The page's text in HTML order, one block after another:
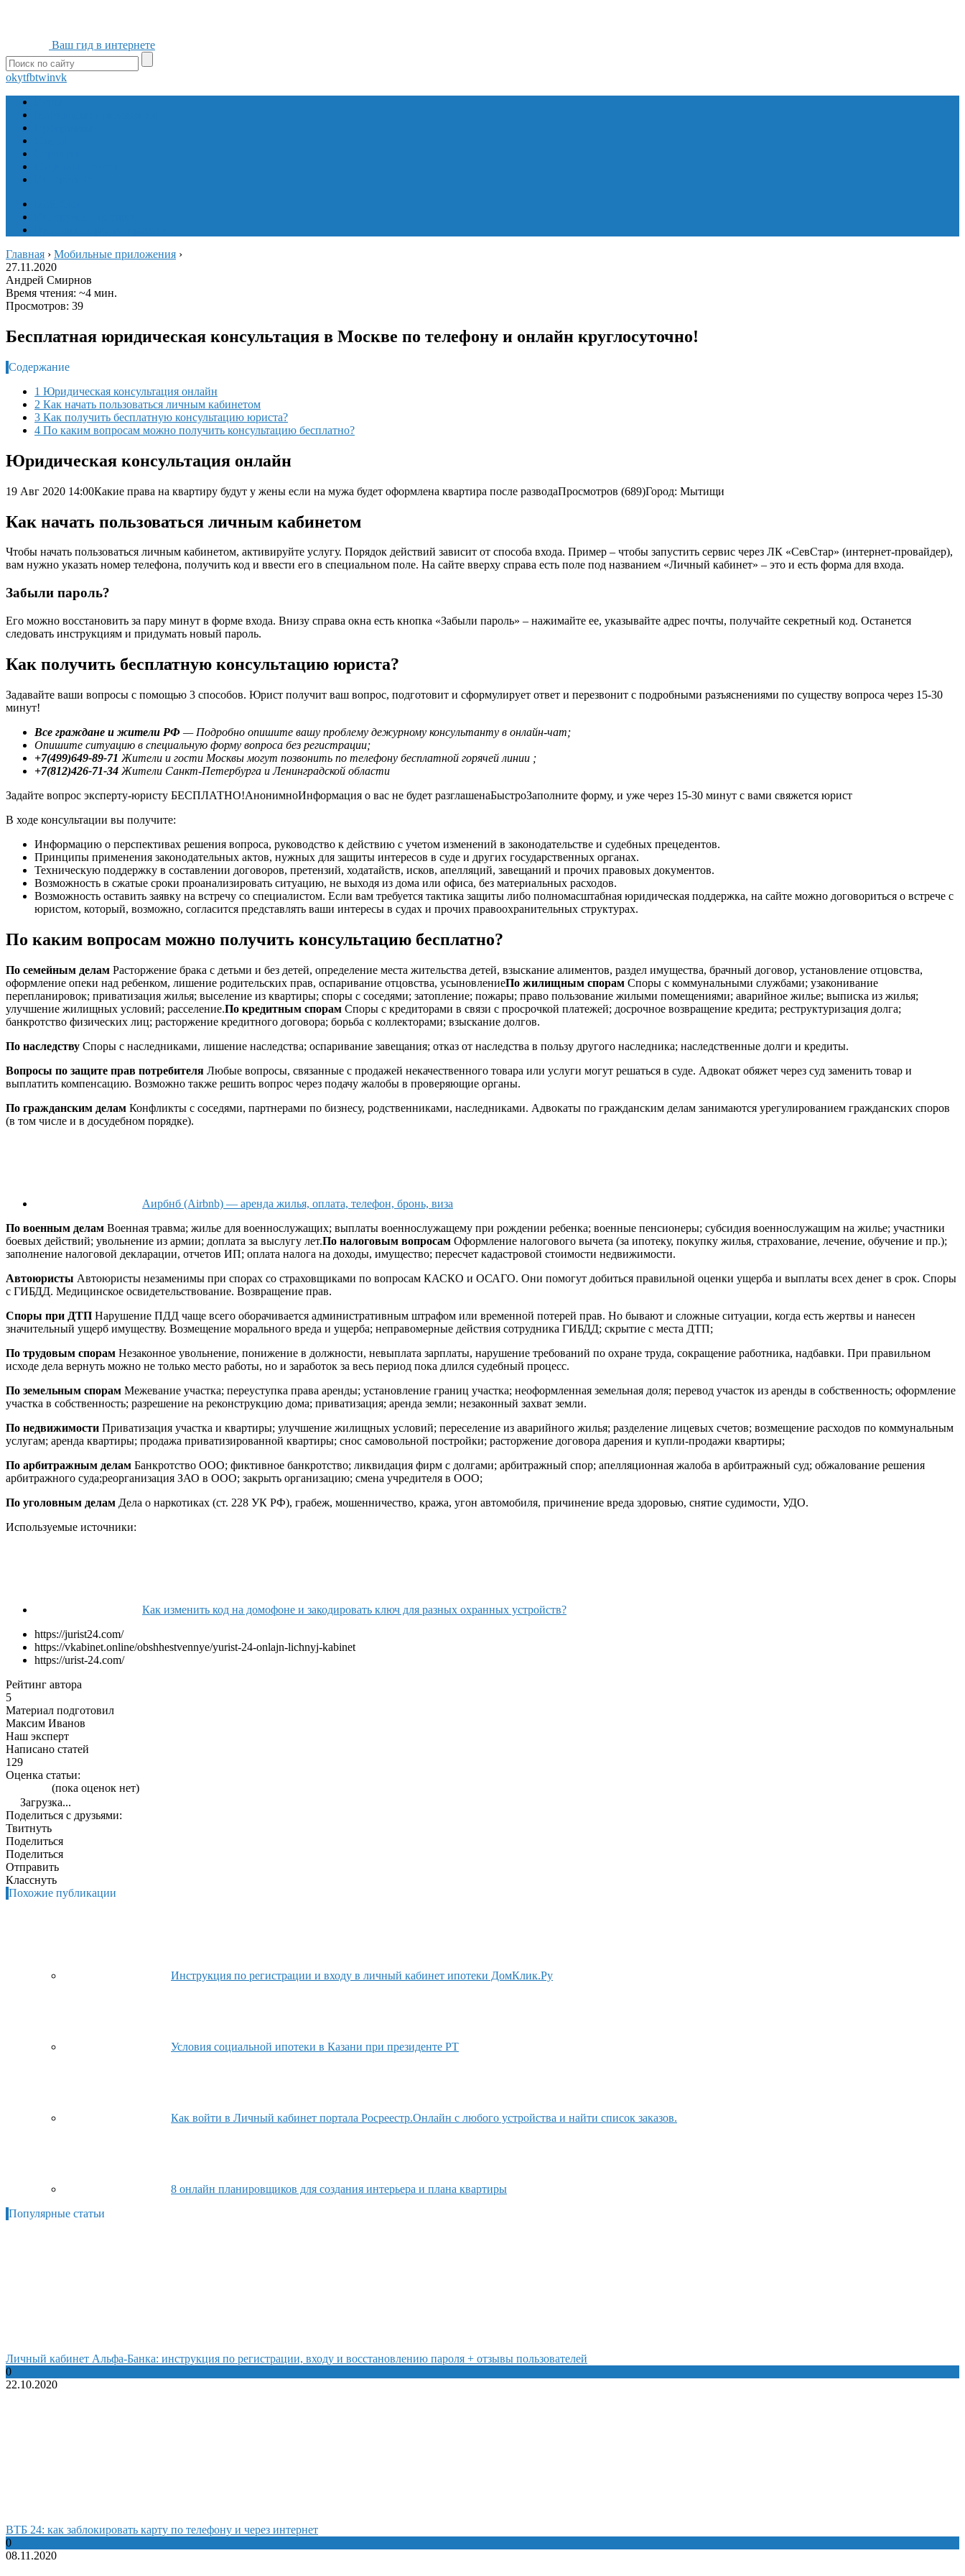
Ваш гид в интернете
okytfbtwinvk
Главная › Мобильные приложения ›
27.11.2020
Андрей Смирнов
Время чтения: ~4 мин.
Просмотров: 39
Бесплатная юридическая консультация в Москве по телефону и онлайн круглосуточно!
Содержание
1 Юридическая консультация онлайн
2 Как начать пользоваться личным кабинетом
3 Как получить бесплатную консультацию юриста?
4 По каким вопросам можно получить консультацию бесплатно?
Юридическая консультация онлайн
19 Авг 2020 14:00Какие права на квартиру будут у жены если на мужа будет оформлена квартира после разводаПросмотров (689)Город: Мытищи
Как начать пользоваться личным кабинетом
Чтобы начать пользоваться личным кабинетом, активируйте услугу. Порядок действий зависит от способа входа. Пример – чтобы запустить сервис через ЛК «СевСтар» (интернет-провайдер),
вам нужно указать номер телефона, получить код и ввести его в специальном поле. На сайте вверху справа есть поле под названием «Личный кабинет» – это и есть форма для входа.
Забыли пароль?
Его можно восстановить за пару минут в форме входа. Внизу справа окна есть кнопка «Забыли пароль» – нажимайте ее, указывайте адрес почты, получайте секретный код. Останется
следовать инструкциям и придумать новый пароль.
Как получить бесплатную консультацию юриста?
Задавайте ваши вопросы с помощью 3 способов. Юрист получит ваш вопрос, подготовит и сформулирует ответ и перезвонит с подробными разъяснениями по существу вопроса через 15-30
минут!
Все граждане и жители РФ — Подробно опишите вашу проблему дежурному консультанту в онлайн-чат;
Опишите ситуацию в специальную форму вопроса без регистрации;
+7(499)649-89-71 Жители и гости Москвы могут позвонить по телефону бесплатной горячей линии ;
+7(812)426-71-34 Жители Санкт-Петербурга и Ленинградской области
Задайте вопрос эксперту-юристу БЕСПЛАТНО!АнонимноИнформация о вас не будет разглашенаБыстроЗаполните форму, и уже через 15-30 минут с вами свяжется юрист
В ходе консультации вы получите:
Информацию о перспективах решения вопроса, руководство к действию с учетом изменений в законодательстве и судебных прецедентов.
Принципы применения законодательных актов, нужных для защиты интересов в суде и других государственных органах.
Техническую поддержку в составлении договоров, претензий, ходатайств, исков, апелляций, завещаний и прочих правовых документов.
Возможность в сжатые сроки проанализировать ситуацию, не выходя из дома или офиса, без материальных расходов.
Возможность оставить заявку на встречу со специалистом. Если вам требуется тактика защиты либо полномасштабная юридическая поддержка, на сайте можно договориться о встрече с
юристом, который, возможно, согласится представлять ваши интересы в судах и прочих правоохранительных структурах.
По каким вопросам можно получить консультацию бесплатно?
По семейным делам Расторжение брака с детьми и без детей, определение места жительства детей, взыскание алиментов, раздел имущества, брачный договор, установление отцовства,
оформление опеки над ребенком, лишение родительских прав, оспаривание отцовства, усыновлениеПо жилищным спорам Споры с коммунальными службами; узаконивание
перепланировок; приватизация жилья; выселение из квартиры; споры с соседями; затопление; пожары; право пользование жилыми помещениями; аварийное жилье; выписка из жилья;
улучшение жилищных условий; расселение.По кредитным спорам Споры с кредиторами в связи с просрочкой платежей; досрочное возвращение кредита; реструктуризация долга;
банкротство физических лиц; расторжение кредитного договора; борьба с коллекторами; взыскание долгов.
По наследству Споры с наследниками, лишение наследства; оспаривание завещания; отказ от наследства в пользу другого наследника; наследственные долги и кредиты.
Вопросы по защите прав потребителя Любые вопросы, связанные с продажей некачественного товара или услуги могут решаться в суде. Адвокат обяжет через суд заменить товар и
выплатить компенсацию. Возможно также решить вопрос через подачу жалобы в проверяющие органы.
По гражданским делам Конфликты с соседями, партнерами по бизнесу, родственниками, наследниками. Адвокаты по гражданским делам занимаются урегулированием гражданских споров
(в том числе и в досудебном порядке).
Аирбнб (Airbnb) — аренда жилья, оплата, телефон, бронь, виза
По военным делам Военная травма; жилье для военнослужащих; выплаты военнослужащему при рождении ребенка; военные пенсионеры; субсидия военнослужащим на жилье; участники
боевых действий; увольнение из армии; доплата за выслугу лет.По налоговым вопросам Оформление налогового вычета (за ипотеку, покупку жилья, страхование, лечение, обучение и пр.);
заполнение налоговой декларации, отчетов ИП; оплата налога на доходы, имущество; пересчет кадастровой стоимости недвижимости.
Автоюристы Автоюристы незаменимы при спорах со страховщиками по вопросам КАСКО и ОСАГО. Они помогут добиться правильной оценки ущерба и выплаты всех денег в срок. Споры
с ГИБДД. Медицинское освидетельствование. Возвращение прав.
Споры при ДТП Нарушение ПДД чаще всего оборачивается административным штрафом или временной потерей прав. Но бывают и сложные ситуации, когда есть жертвы и нанесен
значительный ущерб имуществу. Возмещение морального вреда и ущерба; неправомерные действия сотрудника ГИБДД; скрытие с места ДТП;
По трудовым спорам Незаконное увольнение, понижение в должности, невыплата зарплаты, нарушение требований по охране труда, сокращение работника, надбавки. При правильном
исходе дела вернуть можно не только место работы, но и заработок за весь период пока длился судебный процесс.
По земельным спорам Межевание участка; переуступка права аренды; установление границ участка; неоформленная земельная доля; перевод участок из аренды в собственность; оформление
участка в собственность; разрешение на реконструкцию дома; приватизация; аренда земли; незаконный захват земли.
По недвижимости Приватизация участка и квартиры; улучшение жилищных условий; переселение из аварийного жилья; разделение лицевых счетов; возмещение расходов по коммунальным
услугам; аренда квартиры; продажа приватизированной квартиры; снос самовольной постройки; расторжение договора дарения и купли-продажи квартиры;
По арбитражным делам Банкротство ООО; фиктивное банкротство; ликвидация фирм с долгами; арбитражный спор; апелляционная жалоба в арбитражный суд; обжалование решения
арбитражного суда;реорганизация ЗАО в ООО; закрыть организацию; смена учредителя в ООО;
По уголовным делам Дела о наркотиках (ст. 228 УК РФ), грабеж, мошенничество, кража, угон автомобиля, причинение вреда здоровью, снятие судимости, УДО.
Используемые источники:
Как изменить код на домофоне и закодировать ключ для разных охранных устройств?
https://jurist24.com/
https://vkabinet.online/obshhestvennye/yurist-24-onlajn-lichnyj-kabinet
https://urist-24.com/
Рейтинг автора
5
Материал подготовил
Максим Иванов
Наш эксперт
Написано статей
129
Оценка статьи:
(пока оценок нет)
Загрузка...
Поделиться с друзьями:
Твитнуть
Поделиться
Поделиться
Отправить
Класснуть
Похожие публикации
Инструкция по регистрации и входу в личный кабинет ипотеки ДомКлик.Ру
Условия социальной ипотеки в Казани при президенте РТ
Как войти в Личный кабинет портала Росреестр.Онлайн с любого устройства и найти список заказов.
8 онлайн планировщиков для создания интерьера и плана квартиры
Популярные статьи
Личный кабинет Альфа-Банка: инструкция по регистрации, входу и восстановлению пароля + отзывы пользователей
0
22.10.2020
ВТБ 24: как заблокировать карту по телефону и через интернет
0
08.11.2020